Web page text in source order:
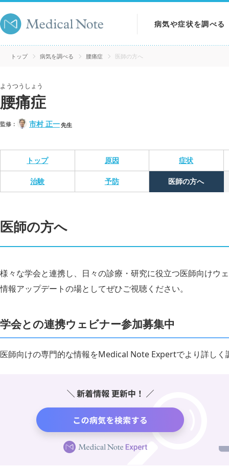
病気や症状を調べる
病気を調べる
トップ 病気を調べる 腰痛症 医師の方へ
ようつうしょう
腰痛症
監修： 市村 正一先生
トップ 原因 症状
治験 予防 医師の方へ
医師の方へ
様々な学会と連携し、日々の診療・研究に役立つ医師向けウ
情報アップデートの場としてぜひご視聴ください。
学会との連携ウェビナー参加募集中
医師向けの専門的な情報をMedical Note Expertでより詳しく